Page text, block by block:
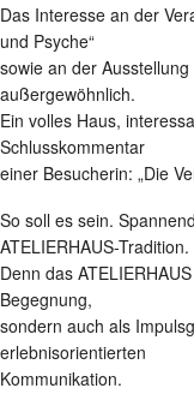
Das Interesse an der
und Psyche“
sowie an der
außergewöhnlich.
Ein volles Haus,
Schlusskommentar
einer Besucherin: „Die
So soll es sein.
ATELIERHAUS-Tradition.
Denn das
Begegnung,
sondern auch als
erlebnisorientierten
Kommunikation.